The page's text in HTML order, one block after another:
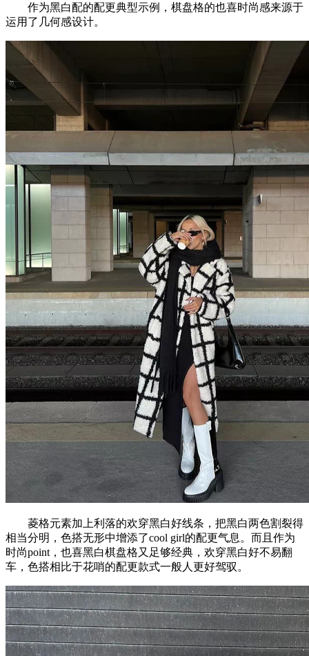
作为黑白配的配更典型示例，棋盘格的也喜时尚感来源于
运用了几何感设计。
菱格元素加上利落的欢穿黑白好线条，把黑白两色割裂得
相当分明，色搭无形中增添了cool girl的配更气息。而且作为
时尚point，也喜黑白棋盘格又足够经典，欢穿黑白好不易翻
车，色搭相比于花哨的配更款式一般人更好驾驭。